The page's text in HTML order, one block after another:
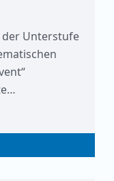
der Unterstufe